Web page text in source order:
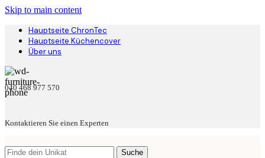
Skip to main content
Hauptseite ChronTec
Hauptseite Küchencover
Über uns
040 468 977 570
Kontaktieren Sie einen Experten
Suche